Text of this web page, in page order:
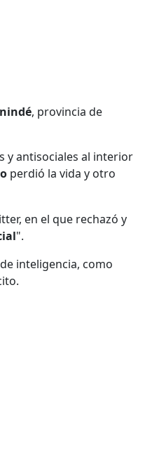
, provincia de
y antisociales al interior
perdió la vida y otro
en el que rechazó y
".
inteligencia, como